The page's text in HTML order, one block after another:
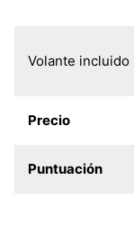
Volante incluido
Precio
Puntuación